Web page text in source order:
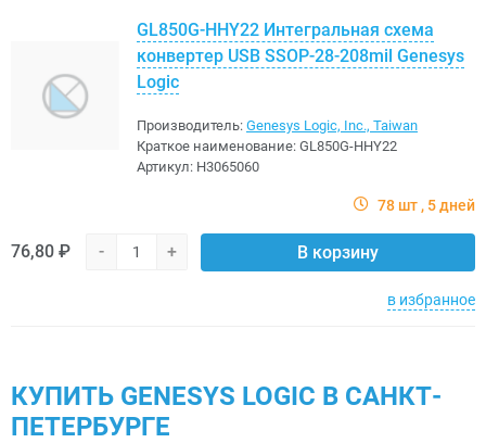
GL850G-HHY22 Интегральная схема
конвертер USB SSOP-28-208mil Genesys
Logic
Производитель: Genesys Logic, Inc., Taiwan
Краткое наименование: GL850G-HHY22
Артикул: H3065060
78 шт 5 дней
76,80 ₽ - + В корзину
в избранное
КУПИТЬ GENESYS LOGIC В САНКТ-
ПЕТЕРБУРГЕ